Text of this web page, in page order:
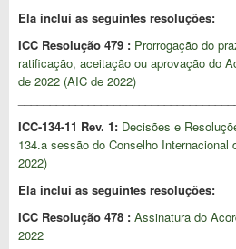
Ela inclui as seguintes resoluções:
ICC Resolução 479 : Prorrogação do
ratificação, aceitação ou aprovação do
de 2022 (AIC de 2022)
ICC-134-11 Rev. 1: Decisões e
134.a sessão do Conselho Internacional
2022)
Ela inclui as seguintes resoluções:
ICC Resolução 478 : Assinatura do
2022